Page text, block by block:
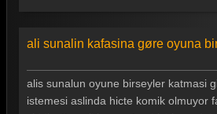
Güldür güldür 257. Bölüm
Güldür güldür 256. Bölüm
Güldür güldür 255. Bölüm
ali sunalin kafasina gøre oyuna
alis sunalun oyune birseyler katmasi
istemesi aslinda hicte komik olmuyor